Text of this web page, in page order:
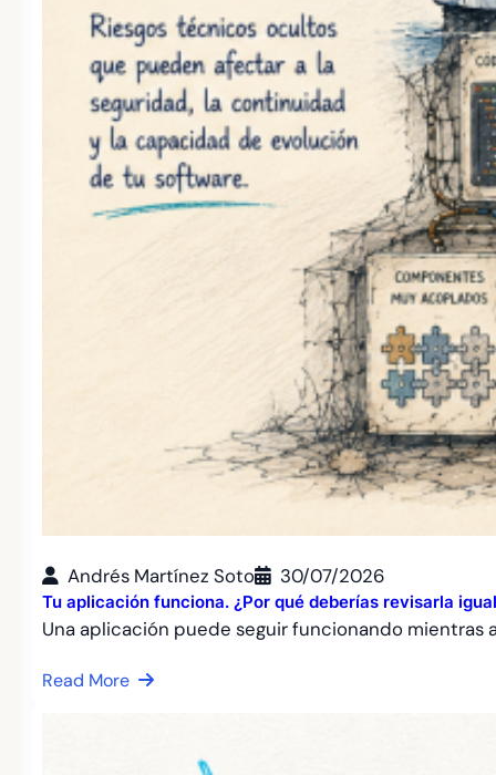
Andrés Martínez Soto 30/07/2026
Tu aplicación funciona. ¿Por qué deberías revisarla
Una aplicación puede seguir funcionando
Read More